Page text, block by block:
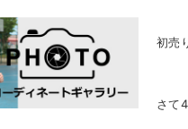
初売
さて